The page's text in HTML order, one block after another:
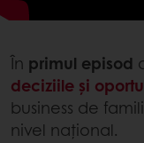
În primul episod
deciziile și
business de
nivel național.